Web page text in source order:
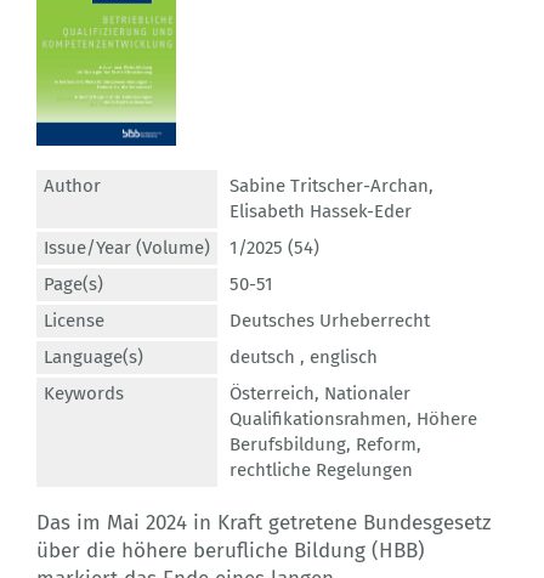
Author Sabine Tritscher-Archan,
Elisabeth Hassek-Eder
Issue/Year (Volume)
1/2025 (54)
Page(s)
50-51
License
Deutsches Urheberrecht
Language(s)
deutsch , englisch
Keywords
Österreich, Nationaler
Qualifikationsrahmen, Höhere
Berufsbildung, Reform,
rechtliche Regelungen
Das im Mai 2024 in Kraft getretene Bundesgesetz
über die höhere berufliche Bildung (HBB)